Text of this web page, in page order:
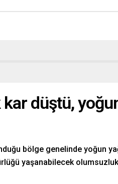
düştü,
bölge genelinde yoğun
yaşanabilecek